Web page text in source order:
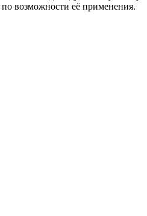
возможности её применения.